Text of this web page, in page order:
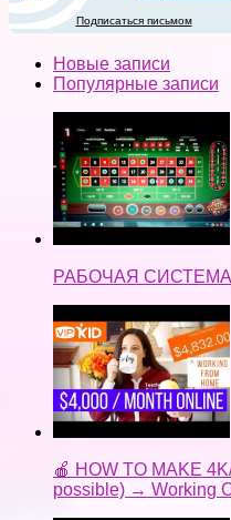
Подписаться письмом
Новые записи
Популярные записи
РАБОЧАЯ СИСТЕМА
🍎 HOW TO MAKE
possible) → Working